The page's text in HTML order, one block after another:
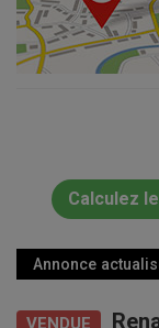
Calculez
Annonce
VENDUE